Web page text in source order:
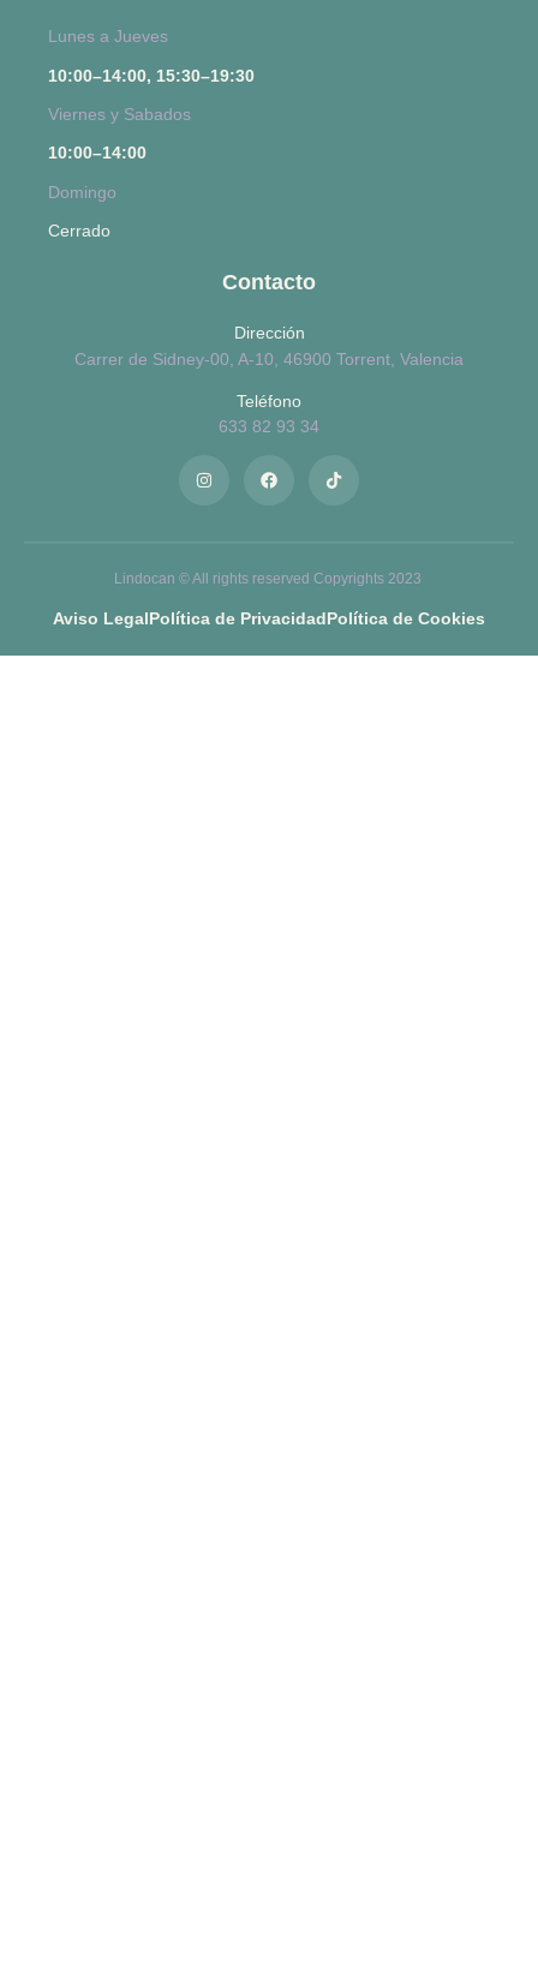
Lunes a Jueves
10:00–14:00, 15:30–19:30
Viernes y Sabados
10:00–14:00
Domingo
Cerrado
Contacto
Dirección
Carrer de Sidney-00, A-10, 46900 Torrent, Valencia
Teléfono
633 82 93 34
Lindocan © All rights reserved Copyrights 2023
Aviso LegalPolítica de PrivacidadPolítica de Cookies